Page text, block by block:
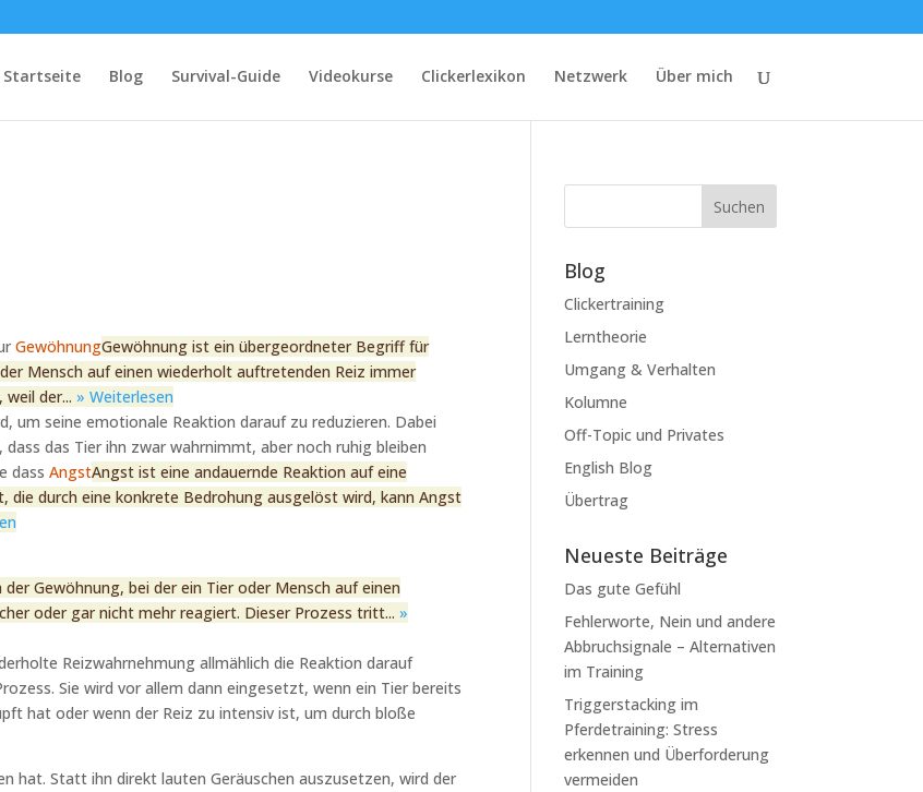
Startseite Blog Survival-Guide Videokurse Clickerlexikon Netzwerk Über mich
GewöhnungGewöhnung ist ein übergeordneter Begriff für
Mensch auf einen wiederholt auftretenden Reiz immer
weil der...» Weiterlesen
um seine emotionale Reaktion darauf zu reduzieren. Dabei
das Tier ihn zwar wahrnimmt, aber noch ruhig bleiben
dassAngstAngst ist eine andauernde Reaktion auf eine
durch eine konkrete Bedrohung ausgelöst wird, kann Angst
Gewöhnung, bei der ein Tier oder Mensch auf einen
oder gar nicht mehr reagiert. Dieser Prozess tritt...»
Reizwahrnehmung allmählich die Reaktion darauf
Sie wird vor allem dann eingesetzt, wenn ein Tier bereits
hat oder wenn der Reiz zu intensiv ist, um durch bloße
hat. Statt ihn direkt lauten Geräuschen auszusetzen, wird der
Suchen
Blog
Clickertraining
Lerntheorie
Umgang & Verhalten
Kolumne
Off-Topic und Privates
English Blog
Übertrag
Neueste Beiträge
Das gute Gefühl
Fehlerworte, Nein und andere
Abbruchsignale – Alternativen
im Training
Triggerstacking im
Pferdetraining: Stress
erkennen und Überforderung
vermeiden